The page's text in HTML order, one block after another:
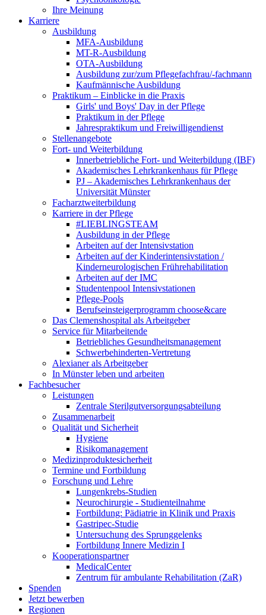
Ihre Meinung
Karriere
Ausbildung
MFA-Ausbildung
MT-R-Ausbildung
OTA-Ausbildung
Ausbildung zur/zum Pflegefachfrau/-fachmann
Kaufmännische Ausbildung
Praktikum – Einblicke in die Praxis
Girls' und Boys' Day in der Pflege
Praktikum in der Pflege
Jahrespraktikum und Freiwilligendienst
Stellenangebote
Fort- und Weiterbildung
Innerbetriebliche Fort- und Weiterbildung (IBF)
Akademisches Lehrkrankenhaus für Pflege
PJ – Akademisches Lehrkrankenhaus der
Universität Münster
Facharztweiterbildung
Karriere in der Pflege
#LIEBLINGSTEAM
Ausbildung in der Pflege
Arbeiten auf der Intensivstation
Arbeiten auf der Kinderintensivstation /
Kinderneurologischen Frührehabilitation
Arbeiten auf der IMC
Studentenpool Intensivstationen
Pflege-Pools
Berufseinsteigerprogramm choose&care
Das Clemenshospital als Arbeitgeber
Service für Mitarbeitende
Betriebliches Gesundheitsmanagement
Schwerbehinderten-Vertretung
Alexianer als Arbeitgeber
In Münster leben und arbeiten
Fachbesucher
Leistungen
Zentrale Sterilgutversorgungsabteilung
Zusammenarbeit
Qualität und Sicherheit
Hygiene
Risikomanagement
Medizinproduktesicherheit
Termine und Fortbildung
Forschung und Lehre
Lungenkrebs-Studien
Neurochirurgie - Studienteilnahme
Fortbildung: Pädiatrie in Klinik und Praxis
Gastripec-Studie
Untersuchung des Sprunggelenks
Fortbildung Innere Medizin I
Kooperationspartner
MedicalCenter
Zentrum für ambulante Rehabilitation (ZaR)
Spenden
Jetzt bewerben
Regionen